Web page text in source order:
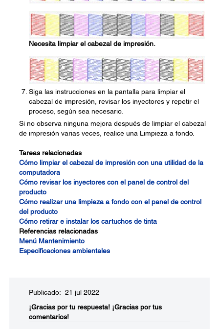
Necesita limpiar el cabezal de impresión.
Siga las instrucciones en la pantalla para limpiar el
cabezal de impresión, revisar los inyectores y repetir el
proceso, según sea necesario.
Si no observa ninguna mejora después de limpiar el cabezal
de impresión varias veces, realice una Limpieza a fondo.
Tareas relacionadas
Cómo limpiar el cabezal de impresión con una utilidad de la
computadora
Cómo revisar los inyectores con el panel de control del
producto
Cómo realizar una limpieza a fondo con el panel de control
del producto
Cómo retirar e instalar los cartuchos de tinta
Referencias relacionadas
Menú Mantenimiento
Especificaciones ambientales
Publicado: 21 jul 2022
¡Gracias por tu respuesta! ¡Gracias por tus
comentarios!